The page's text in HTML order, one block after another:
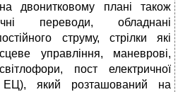
двонитковому плані також
переводи, обладнані
струму, стрілки які
управління, маневрові,
пост електричної
ЕЦ), який розташований на